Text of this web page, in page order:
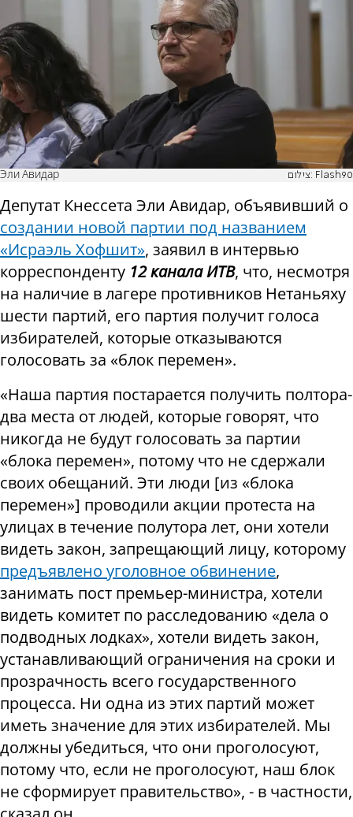
Эли Авидар צילום: Flash90
Депутат Кнессета Эли Авидар, объявивший о
создании новой партии под названием
«Исраэль Хофшит», заявил в интервью
корреспонденту 12 канала ИТВ, что, несмотря
на наличие в лагере противников Нетаньяху
шести партий, его партия получит голоса
избирателей, которые отказываются
голосовать за «блок перемен».
«Наша партия постарается получить полтора-
два места от людей, которые говорят, что
никогда не будут голосовать за партии
«блока перемен», потому что не сдержали
своих обещаний. Эти люди [из «блока
перемен»] проводили акции протеста на
улицах в течение полутора лет, они хотели
видеть закон, запрещающий лицу, которому
предъявлено уголовное обвинение,
занимать пост премьер-министра, хотели
видеть комитет по расследованию «дела о
подводных лодках», хотели видеть закон,
устанавливающий ограничения на сроки и
прозрачность всего государственного
процесса. Ни одна из этих партий может
иметь значение для этих избирателей. Мы
должны убедиться, что они проголосуют,
потому что, если не проголосуют, наш блок
не сформирует правительство», - в частности,